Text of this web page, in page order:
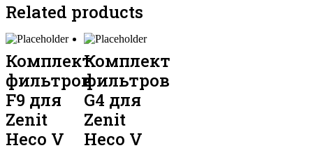
Related products
Комплект
фильтров
F9 для
Zenit
Heco V
Комплект
фильтров
G4 для
Zenit
Heco V